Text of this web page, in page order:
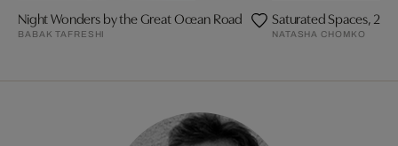
Night Wonders by the Great Ocean Road
BABAK TAFRESHI
Saturated Spaces,
NATASHA CHOMKO